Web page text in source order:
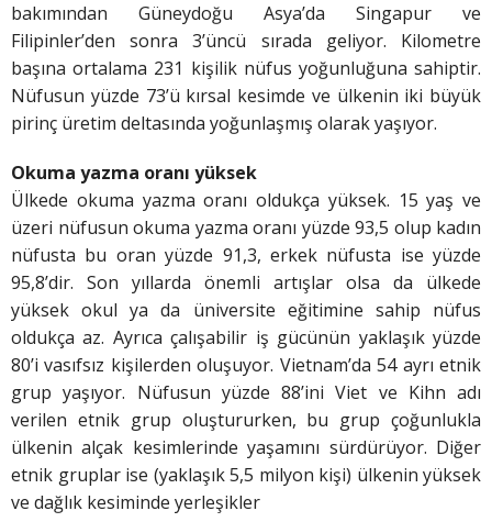
bakımından Güneydoğu Asya’da Singapur ve
Filipinler’den sonra 3’üncü sırada geliyor. Kilometre
başına ortalama 231 kişilik nüfus yoğunluğuna sahiptir.
Nüfusun yüzde 73’ü kırsal kesimde ve ülkenin iki büyük
pirinç üretim deltasında yoğunlaşmış olarak yaşıyor.
Okuma yazma oranı yüksek
Ülkede okuma yazma oranı oldukça yüksek. 15 yaş ve
üzeri nüfusun okuma yazma oranı yüzde 93,5 olup kadın
nüfusta bu oran yüzde 91,3, erkek nüfusta ise yüzde
95,8’dir. Son yıllarda önemli artışlar olsa da ülkede
yüksek okul ya da üniversite eğitimine sahip nüfus
oldukça az. Ayrıca çalışabilir iş gücünün yaklaşık yüzde
80’i vasıfsız kişilerden oluşuyor. Vietnam’da 54 ayrı etnik
grup yaşıyor. Nüfusun yüzde 88’ini Viet ve Kihn adı
verilen etnik grup oluştururken, bu grup çoğunlukla
ülkenin alçak kesimlerinde yaşamını sürdürüyor. Diğer
etnik gruplar ise (yaklaşık 5,5 milyon kişi) ülkenin yüksek
ve dağlık kesiminde yerleşikler